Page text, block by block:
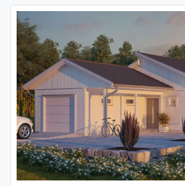
hela garaget och från garaget går det
huset, via rummet för klädvård. I den
två sovrum, wc och ett allrum. Det
anslutning till vardagsrummet och
badrum och en stor klädkammare.